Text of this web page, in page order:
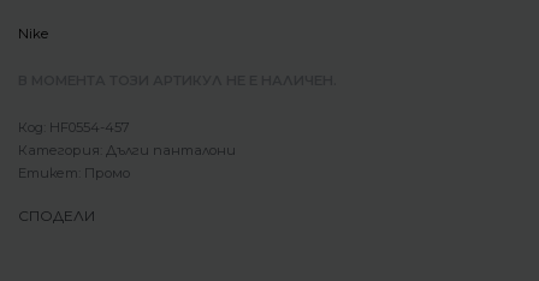
Nike
HF0554-457
Категория: Дълги панталони
Етикет: Промо
СПОДЕЛИ